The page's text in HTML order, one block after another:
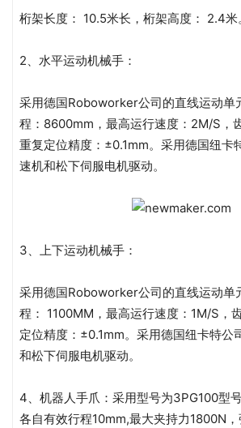
桁架长度： 10.5米长，桁架高度： 2.4米
2、水平运动机械手：
采用德国Roboworker公司的直线运动单
程：8600mm，最高运行速度：2M/S，
重复定位精度：±0.1mm。采用德国纽卡
速机和松下伺服电机驱动。
3、上下运动机械手：
采用德国Roboworker公司的直线运动单
程： 1100MM，最高运行速度：1M/S，
定位精度：±0.1mm。采用德国纽卡特公
和松下伺服电机驱动。
4、机器人手爪：采用型号为3PG100型
各自有效行程10mm,最大夹持力1800N